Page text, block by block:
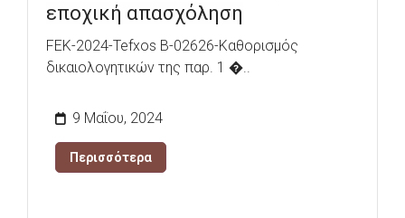
εποχική απασχόληση
FEK-2024-Tefxos B-02626-Καθορισμός
δικαιολογητικών της παρ. 1 �..
9 Μαΐου, 2024
Περισσότερα